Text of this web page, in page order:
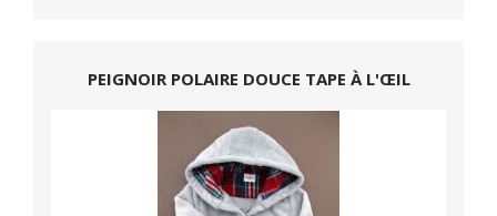
PEIGNOIR POLAIRE DOUCE TAPE À L'ŒIL